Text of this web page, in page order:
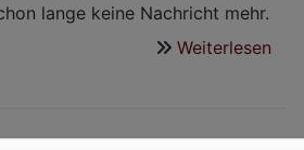
lange keine Nachricht mehr.
Weiterlesen